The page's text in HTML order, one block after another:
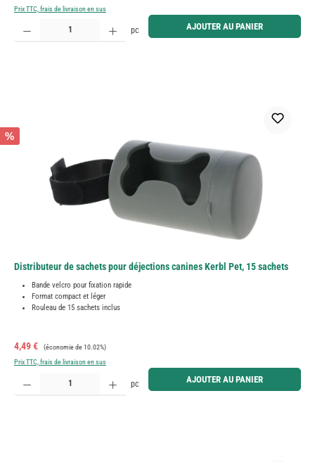
Prix TTC, frais de livraison en sus
Quantité de produit : Entrez la quantité souhaitée ou utilisez les boutons pour augmenter ou
pc AJOUTER AU PANIER
%
Distributeur de sachets pour déjections canines Kerbl Pet, 15 sachets
Bande velcro pour fixation rapide
Format compact et léger
Rouleau de 15 sachets inclus
Prix de vente :
4,49 € Prix régulier :
(économie de 10.02%)
Prix TTC, frais de livraison en sus
Quantité de produit : Entrez la quantité souhaitée ou utilisez les boutons pour augmenter ou
pc AJOUTER AU PANIER